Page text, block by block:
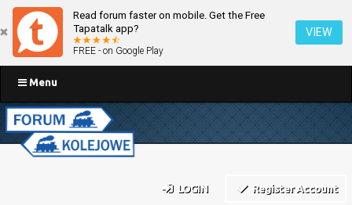
Read forum faster on mobile. Get the Free
Tapatalk app?
FREE - on Google Play
VIEW
Menu
LOGIN Register Account